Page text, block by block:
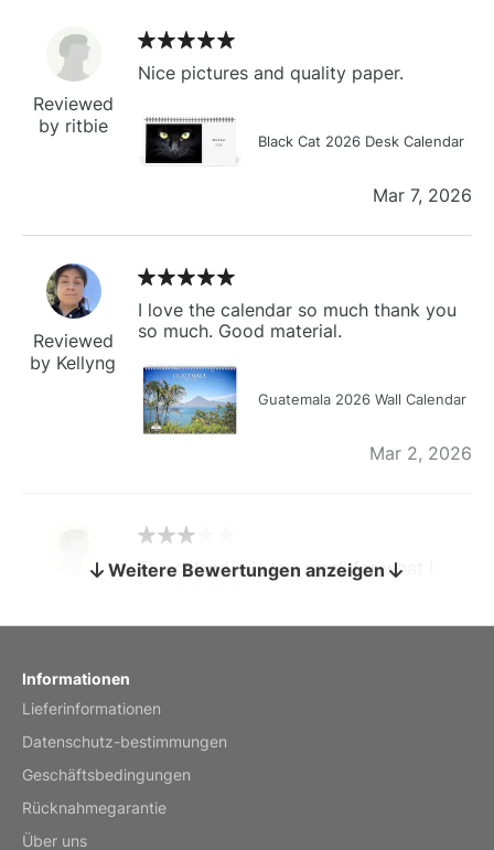
Reviewed
by ritbie
Nice pictures and quality paper.
Black Cat 2026 Desk Calendar
Mar 7, 2026
Reviewed
by Kellyng
I love the calendar so much thank you
so much. Good material.
Guatemala 2026 Wall Calendar
Mar 2, 2026
by charles
The calendar is too small for what I
Weitere Bewertungen anzeigen
Informationen
Lieferinformationen
Datenschutz-bestimmungen
Geschäftsbedingungen
Rücknahmegarantie
Über uns